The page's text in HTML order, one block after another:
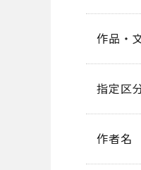
作品・
指定区
作者名